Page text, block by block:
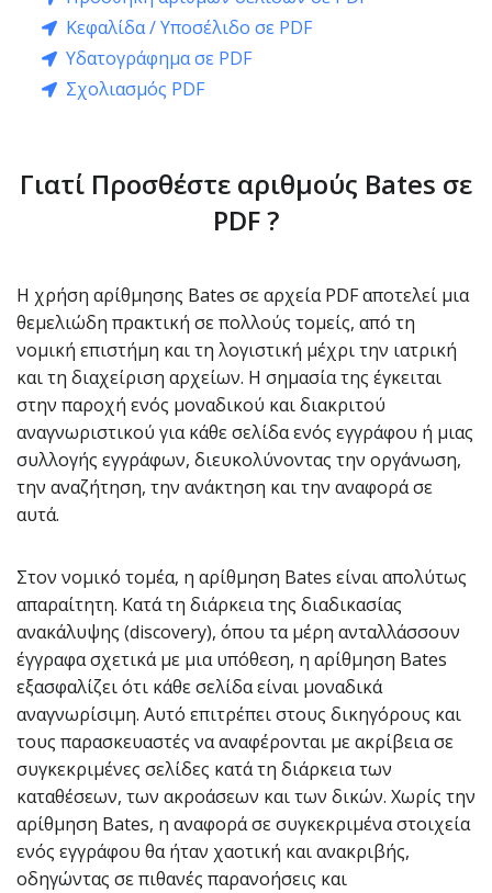
Κεφαλίδα / Υποσέλιδο σε PDF
Υδατογράφημα σε PDF
Σχολιασμός PDF
Γιατί Προσθέστε αριθμούς Bates σε
PDF ?
Η χρήση αρίθμησης Bates σε αρχεία PDF αποτελεί μια
θεμελιώδη πρακτική σε πολλούς τομείς, από τη
νομική επιστήμη και τη λογιστική μέχρι την ιατρική
και τη διαχείριση αρχείων. Η σημασία της έγκειται
στην παροχή ενός μοναδικού και διακριτού
αναγνωριστικού για κάθε σελίδα ενός εγγράφου ή μιας
συλλογής εγγράφων, διευκολύνοντας την οργάνωση,
την αναζήτηση, την ανάκτηση και την αναφορά σε
αυτά.
Στον νομικό τομέα, η αρίθμηση Bates είναι απολύτως
απαραίτητη. Κατά τη διάρκεια της διαδικασίας
ανακάλυψης (discovery), όπου τα μέρη ανταλλάσσουν
έγγραφα σχετικά με μια υπόθεση, η αρίθμηση Bates
εξασφαλίζει ότι κάθε σελίδα είναι μοναδικά
αναγνωρίσιμη. Αυτό επιτρέπει στους δικηγόρους και
τους παρασκευαστές να αναφέρονται με ακρίβεια σε
συγκεκριμένες σελίδες κατά τη διάρκεια των
καταθέσεων, των ακροάσεων και των δικών. Χωρίς την
αρίθμηση Bates, η αναφορά σε συγκεκριμένα στοιχεία
ενός εγγράφου θα ήταν χαοτική και ανακριβής,
οδηγώντας σε πιθανές παρανοήσεις και